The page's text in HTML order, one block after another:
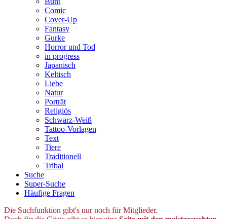
Comic
Cover-Up
Fantasy
Gurke
Horror und Tod
in progress
Japanisch
Keltisch
Liebe
Natur
Porträt
Religiös
Schwarz-Weiß
Tattoo-Vorlagen
Text
Tiere
Traditionell
Tribal
Suche
Super-Suche
Häufige Fragen
Die Suchfunktion gibt's nur noch für Mitglieder.